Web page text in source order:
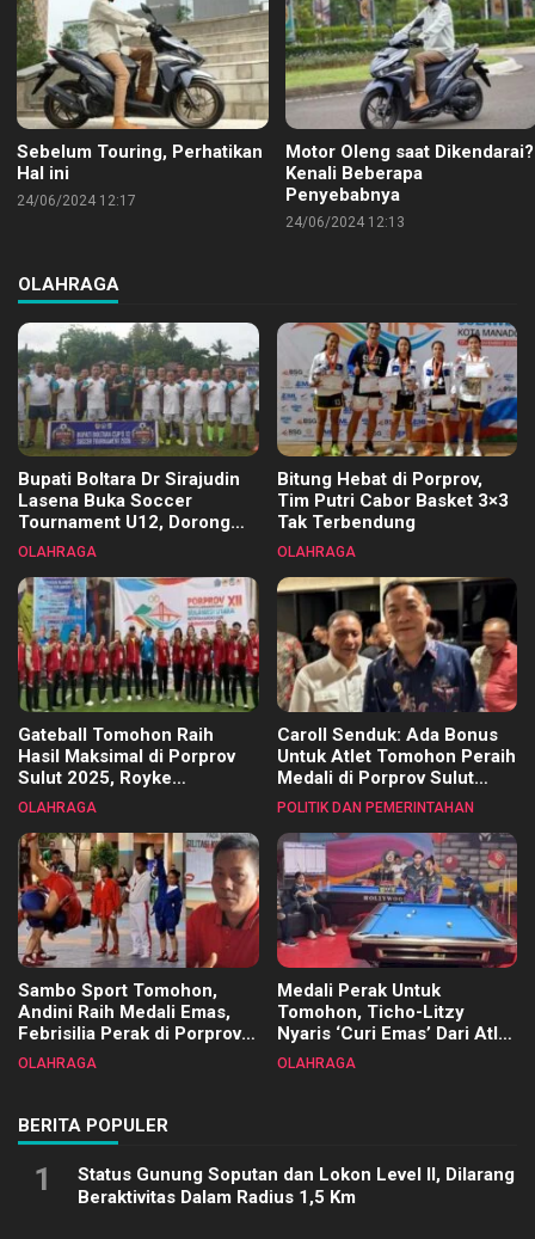
Sebelum Touring, Perhatikan
Hal ini
24/06/2024 12:17
Motor Oleng saat Dikendarai?
Kenali Beberapa
Penyebabnya
24/06/2024 12:13
OLAHRAGA
Bupati Boltara Dr Sirajudin
Lasena Buka Soccer
Tournament U12, Dorong
Pembinaan Merata di Setiap
OLAHRAGA
Bitung Hebat di Porprov,
Tim Putri Cabor Basket 3×3
Tak Terbendung
OLAHRAGA
Gateball Tomohon Raih
Hasil Maksimal di Porprov
Sulut 2025, Royke
Tangkawarouw Ucapkan
OLAHRAGA
Caroll Senduk: Ada Bonus
Untuk Atlet Tomohon Peraih
Medali di Porprov Sulut
2025
POLITIK DAN PEMERINTAHAN
Sambo Sport Tomohon,
Andini Raih Medali Emas,
Febrisilia Perak di Porprov
Sulut 2025
OLAHRAGA
Medali Perak Untuk
Tomohon, Ticho-Litzy
Nyaris ‘Curi Emas’ Dari Atlet
Biliar PON di Porprov Sulut
OLAHRAGA
BERITA POPULER
1
Status Gunung Soputan dan Lokon Level II, Dilarang
Beraktivitas Dalam Radius 1,5 Km